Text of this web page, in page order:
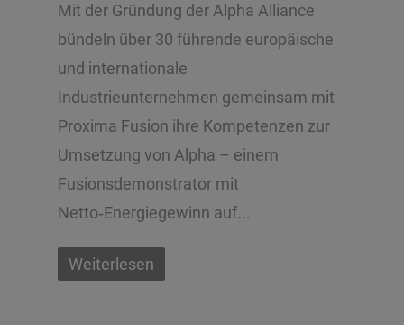
Mit der Gründung der Alpha Alliance
bündeln über 30 führende europäische
und internationale
Industrieunternehmen gemeinsam mit
Proxima Fusion ihre Kompetenzen zur
Umsetzung von Alpha – einem
Fusionsdemonstrator mit
Netto‑Energiegewinn auf...
Weiterlesen